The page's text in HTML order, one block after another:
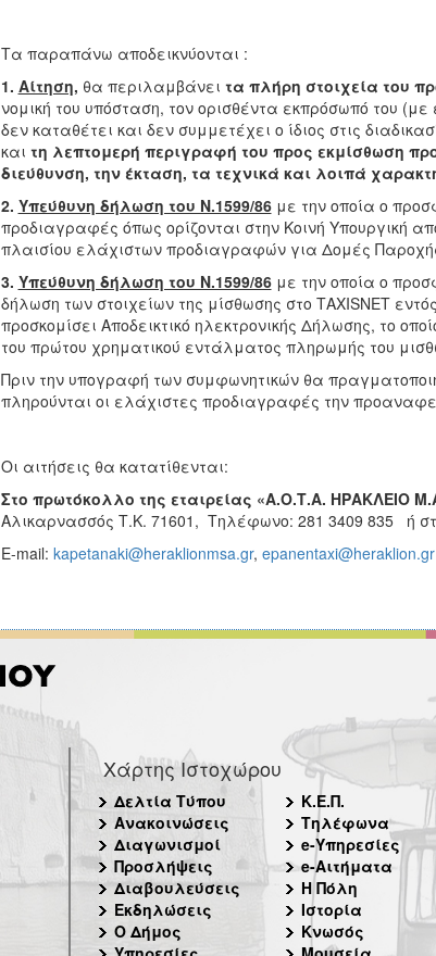
Τα παραπάνω αποδεικνύονται :
1. Αίτηση, θα περιλαμβάνει τα πλήρη στοιχεία του
νομική του υπόσταση, τον ορισθέντα εκπρόσωπό του
δεν καταθέτει και δεν συμμετέχει ο ίδιος στις
και τη λεπτομερή περιγραφή του προς εκμίσθωση
διεύθυνση, την έκταση, τα τεχνικά και λοιπά
2. Υπεύθυνη δήλωση του Ν.1599/86με την οποία ο
προδιαγραφές όπως ορίζονται στην Κοινή Υπουργική
πλαισίου ελάχιστων προδιαγραφών για Δομές
3. Υπεύθυνη δήλωση του Ν.1599/86με την οποία ο
δήλωση των στοιχείων της μίσθωσης στο ΤΑΧΙSΝΕΤ
προσκομίσει Αποδεικτικό ηλεκτρονικής Δήλωσης, το
του πρώτου χρηματικού εντάλματος πληρωμής του
Πριν την υπογραφή των συμφωνητικών θα
πληρούνται οι ελάχιστες προδιαγραφές την
Οι αιτήσεις θα κατατίθενται:
Στο πρωτόκολλο της εταιρείας «Α.Ο.Τ.Α. ΗΡΑΚΛΕΙΟ
Αλικαρνασσός Τ.Κ. 71601, Τηλέφωνο: 281 3409 835 ή
E-mail: kapetanaki@heraklionmsa.gr, epanentaxi@heraklion.gr
Χάρτης Ιστοχώρου
Δελτία Τύπου
Ανακοινώσεις
Διαγωνισμοί
Προσλήψεις
Διαβουλεύσεις
Εκδηλώσεις
Ο Δήμος
Κ.Ε.Π.
Τηλέφωνα
e-Υπηρεσίες
e-Αιτήματα
Η Πόλη
Ιστορία
Κνωσός